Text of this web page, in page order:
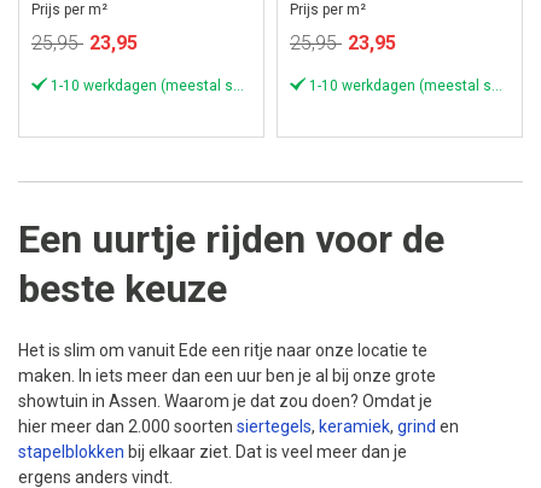
Prijs per m²
25,95 Speciale
23,95
Prijs per m²
25,95 Speciale
23,95
Een uurtje rijden voor de
beste keuze
Het is slim om vanuit Ede een ritje naar onze locatie te
maken. In iets meer dan een uur ben je al bij onze grote
showtuin in Assen. Waarom je dat zou doen? Omdat je
hier meer dan 2.000 soorten siertegels, keramiek, grind en
stapelblokken bij elkaar ziet. Dat is veel meer dan je
ergens anders vindt.